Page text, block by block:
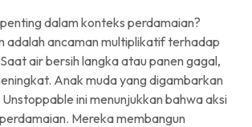
dalam konteks perdamaian?
adalah ancaman multiplikatif terhadap
air bersih langka atau panen gagal,
Anak muda yang digambarkan
ini menunjukkan bahwa aksi
Mereka membangun